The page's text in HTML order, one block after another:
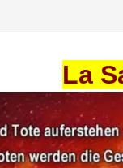
La